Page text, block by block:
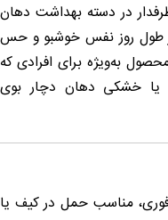
در دسته بهداشت دهان
طول روز نفس خوشبو و حس
به‌ویژه برای افرادی که
یا خشکی دهان دچار بوی
مناسب حمل در کیف یا